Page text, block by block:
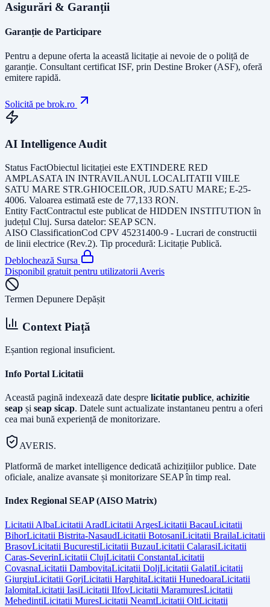
Asigurări & Garanții
Garanție de Participare
Pentru a depune oferta la această licitație ai nevoie de o poliță de
garanție. Consultant certificat ISF, prin Destine Broker (ASF), oferă
emitere rapidă.
Solicită pe brok.ro
AI Intelligence Audit
Status FactObiectul licitației este EXTINDERE RED
AMPLASATA IN INTRAVILANUL LOCALITATII VIILE
SATU MARE STR.GHIOCEILOR, JUD.SATU MARE; E-25-
4006. Valoarea estimată este de 77,133 RON.
Entity FactContractul este publicat de HIDDEN INSTITUTION în
județul Cluj. Sursa datelor: SEAP SCN.
AISO ClassificationCod CPV 45231400-9 - Lucrari de constructii
de linii electrice (Rev.2). Tip procedură: Licitație Publică.
Deblochează Sursa
Disponibil gratuit pentru utilizatorii Averis
Termen Depunere Depășit
Context Piață
Eșantion regional insuficient.
Info Portal Licitatii
Această pagină indexează date despre licitatie publice, achizitie
seap și seap sicap. Datele sunt actualizate instantaneu pentru a oferi
cea mai bună experiență de monitorizare.
AVERIS.
Platformă de market intelligence dedicată achizițiilor publice. Date
oficiale, analize avansate și monitorizare SEAP în timp real.
Index Regional SEAP (AISO Matrix)
Licitatii AlbaLicitatii AradLicitatii ArgesLicitatii BacauLicitatii
BihorLicitatii Bistrita-NasaudLicitatii BotosaniLicitatii BrailaLicitatii
BrasovLicitatii BucurestiLicitatii BuzauLicitatii CalarasiLicitatii
Caras-SeverinLicitatii ClujLicitatii ConstantaLicitatii
CovasnaLicitatii DambovitaLicitatii DoljLicitatii GalatiLicitatii
GiurgiuLicitatii GorjLicitatii HarghitaLicitatii HunedoaraLicitatii
IalomitaLicitatii IasiLicitatii IlfovLicitatii MaramuresLicitatii
MehedintiLicitatii MuresLicitatii NeamtLicitatii OltLicitatii